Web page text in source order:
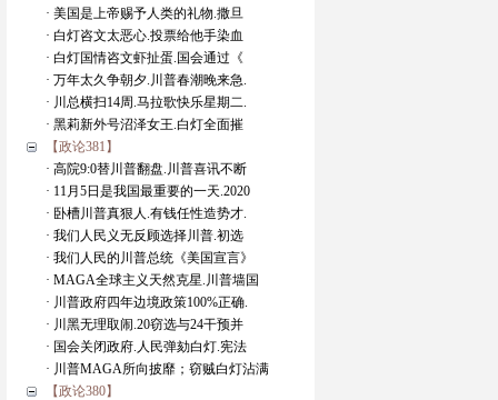
· 美国是上帝赐予人类的礼物.撒旦
· 白灯咨文太恶心.投票给他手染血
· 白灯国情咨文虾扯蛋.国会通过《
· 万年太久争朝夕.川普春潮晚来急.
· 川总横扫14周.马拉歌快乐星期二.
· 黑莉新外号沼泽女王.白灯全面摧
【政论381】
· 高院9:0替川普翻盘.川普喜讯不断
· 11月5日是我国最重要的一天.2020
· 卧槽川普真狠人.有钱任性造势才.
· 我们人民义无反顾选择川普.初选
· 我们人民的川普总统《美国宣言》
· MAGA全球主义天然克星.川普墙国
· 川普政府四年边境政策100%正确.
· 川黑无理取闹.20窃选与24干预并
· 国会关闭政府.人民弹劾白灯.宪法
· 川普MAGA所向披靡；窃贼白灯沾满
【政论380】